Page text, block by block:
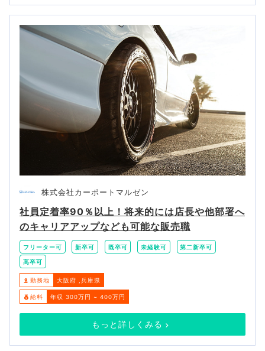
株式会社カーポートマルゼン
社員定着率90％以上！将来的には店長や他部署へ
のキャリアアップなども可能な販売職
フリーター可 新卒可 既卒可 未経験可 第二新卒可
高卒可
勤務地 大阪府 兵庫県
給料 年収 300万円 ~ 400万円
もっと詳しくみる